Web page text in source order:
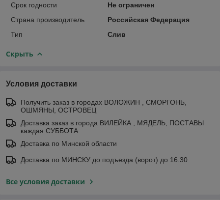
Срок годности
Не ограничен
Страна производитель
Российская Федерация
Тип
Слив
Скрыть
Условия доставки
Получить заказ в городах ВОЛОЖИН , СМОРГОНЬ,
ОШМЯНЫ, ОСТРОВЕЦ
Доставка заказ в города ВИЛЕЙКА , МЯДЕЛЬ, ПОСТАВЫ
каждая СУББОТА
Доставка по Минской области
Доставка по МИНСКУ до подъезда (ворот) до 16.30
Все условия доставки